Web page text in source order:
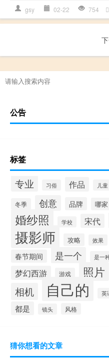
gsy 02-22 754
公告
标签
专业 习俗 作品 儿童
冬季 创意 品牌 哪家
婚纱照 学校 宋代
摄影师 攻略 效果
春节期间 是一个 是一
梦幻西游 游戏 照片
相机 自己的 英
都是
镜头 风格
猜你想看的文章